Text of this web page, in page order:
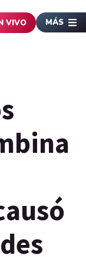
VIVO MÁS